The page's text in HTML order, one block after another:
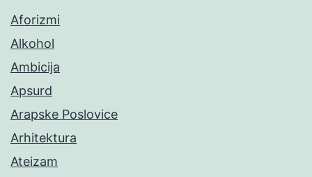
Aforizmi
Alkohol
Ambicija
Apsurd
Arapske Poslovice
Arhitektura
Ateizam